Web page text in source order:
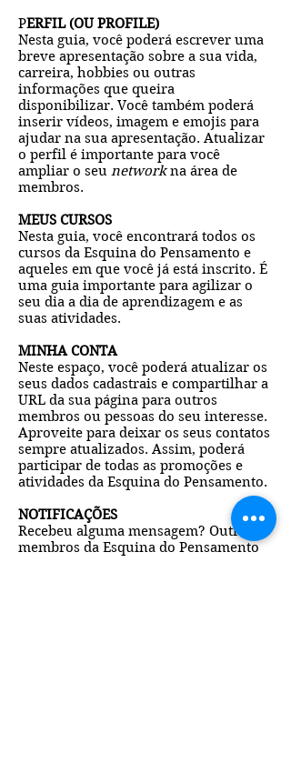
PERFIL (OU PROFILE)
Nesta guia, você poderá escrever uma
breve apresentação sobre a sua vida,
carreira, hobbies ou outras
informações que queira
disponibilizar. Você também poderá
inserir vídeos, imagem e emojis para
ajudar na sua apresentação. Atualizar
o perfil é importante para você
ampliar o seu networkna área de
membros.
MEUS CURSOS
Nesta guia, você encontrará todos os
cursos da Esquina do Pensamento e
aqueles em que você já está inscrito. É
uma guia importante para agilizar o
seu dia a dia de aprendizagem e as
suas atividades.
MINHA CONTA
Neste espaço, você poderá atualizar os
seus dados cadastrais e compartilhar a
URL da sua página para outros
membros ou pessoas do seu interesse.
Aproveite para deixar os seus contatos
sempre atualizados. Assim, poderá
participar de todas as promoções e
atividades da Esquina do Pensamento.
NOTIFICAÇÕES
Recebeu alguma mensagem? Outros
membros da Esquina do Pensamento